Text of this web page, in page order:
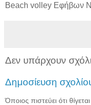
Beach volley Εφήβων
Δεν υπάρχουν
Δημοσίευση
Όποιος πιστεύει ότι